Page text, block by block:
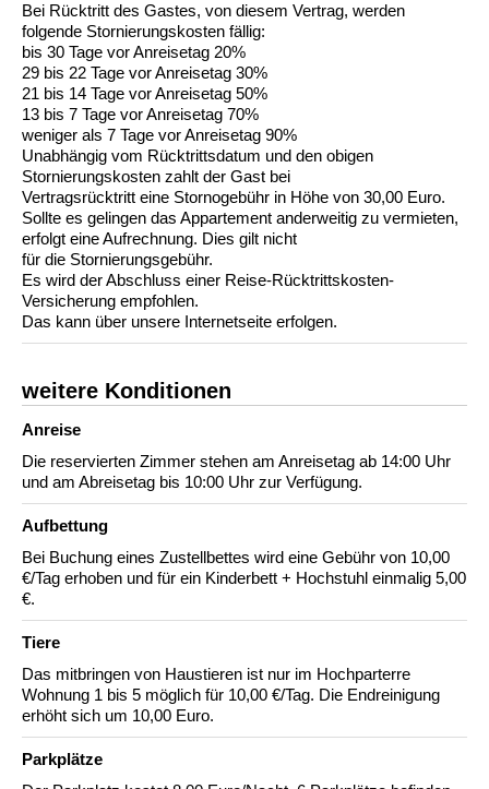
Bei Rücktritt des Gastes, von diesem Vertrag, werden
folgende Stornierungskosten fällig:
bis 30 Tage vor Anreisetag 20%
29 bis 22 Tage vor Anreisetag 30%
21 bis 14 Tage vor Anreisetag 50%
13 bis 7 Tage vor Anreisetag 70%
weniger als 7 Tage vor Anreisetag 90%
Unabhängig vom Rücktrittsdatum und den obigen
Stornierungskosten zahlt der Gast bei
Vertragsrücktritt eine Stornogebühr in Höhe von 30,00 Euro.
Sollte es gelingen das Appartement anderweitig zu vermieten,
erfolgt eine Aufrechnung. Dies gilt nicht
für die Stornierungsgebühr.
Es wird der Abschluss einer Reise-Rücktrittskosten-
Versicherung empfohlen.
Das kann über unsere Internetseite erfolgen.
weitere Konditionen
Anreise
Die reservierten Zimmer stehen am Anreisetag ab 14:00 Uhr
und am Abreisetag bis 10:00 Uhr zur Verfügung.
Aufbettung
Bei Buchung eines Zustellbettes wird eine Gebühr von 10,00
€/Tag erhoben und für ein Kinderbett + Hochstuhl einmalig 5,00
€.
Tiere
Das mitbringen von Haustieren ist nur im Hochparterre
Wohnung 1 bis 5 möglich für 10,00 €/Tag. Die Endreinigung
erhöht sich um 10,00 Euro.
Parkplätze